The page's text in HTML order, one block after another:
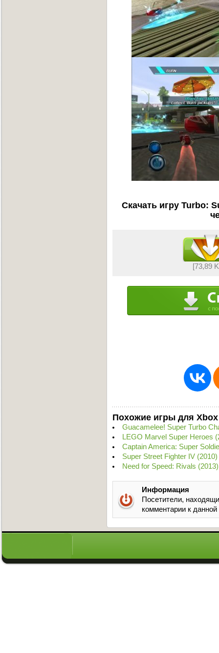
Скачать игру Turbo:
[73,89
Похожие игры для Xbox
Guacamelee! Super Turbo
LEGO Marvel Super Heroes
Captain America: Super
Super Street Fighter IV
Need for Speed: Rivals
Информация
Посетители,
комментарии к